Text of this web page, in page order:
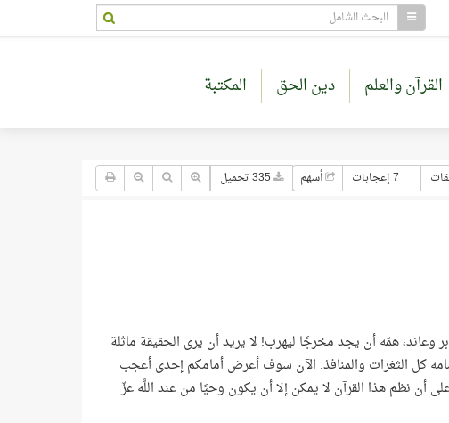
القرآن والعلم دين الحق المكتبة
7 إعجابات أسهم
همّه أن يجد مخرجًا ليهرب! لا يريد أن يرى الحقيقة ماثلة
كل الثغرات والمنافذ. الآن سوف أعرض أمامكم إحدى أعجب
أن نظم هذا القرآن لا يمكن إلا أن يكون وحيًا من عند اللَّه عزّ